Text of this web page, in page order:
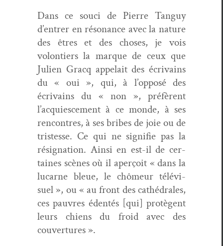
Dans ce souci de Pierre Tan­guy
d’entrer en réso­nance avec la nature
des êtres et des choses, je vois
volon­tiers la mar­que de ceux que
Julien Gracq appelait des écrivains
du « oui », qui, à l’opposé des
écrivains du « non », préfèrent
l’acquiescement à ce monde, à ses
ren­con­tres, à ses bribes de joie ou de
tristesse. Ce qui ne sig­ni­fie pas la
résig­na­tion. Ain­si en est-il de cer­
taines scènes où il aperçoit « dans la
lucarne bleue, le chômeur télévi­
suel », ou « au front des cathé­drales,
ces pau­vres éden­tés [qui] pro­tè­gent
leurs chiens du froid avec des
couvertures ».